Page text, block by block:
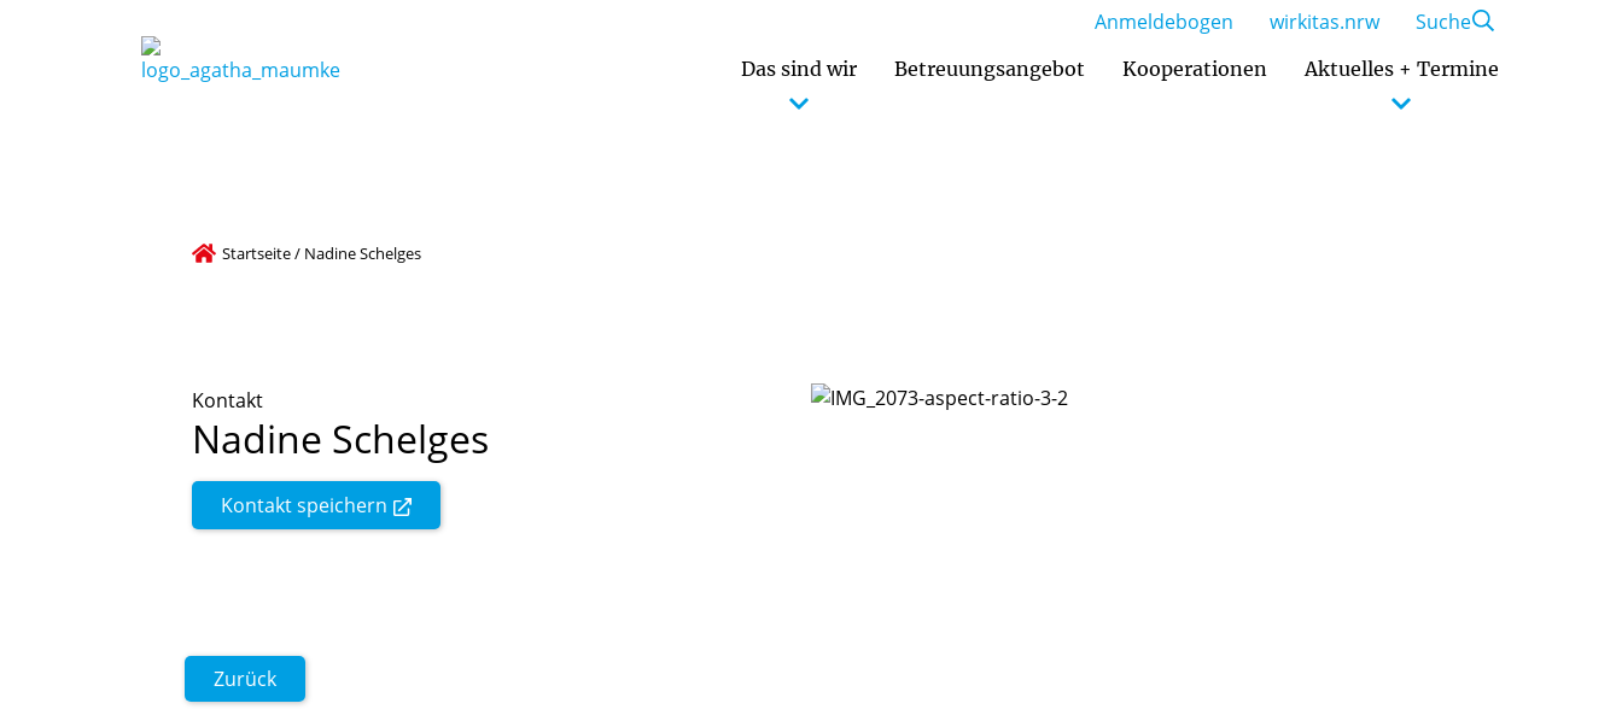
Das sind wir Betreuungsangebot Kooperationen Aktuelles + Termine
Anmeldebogen wirkitas.nrw Suche
Startseite/ Nadine Schelges
Kontakt
Nadine Schelges
Kontakt speichern
Zurück